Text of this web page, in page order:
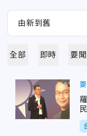
全部 即時 要聞